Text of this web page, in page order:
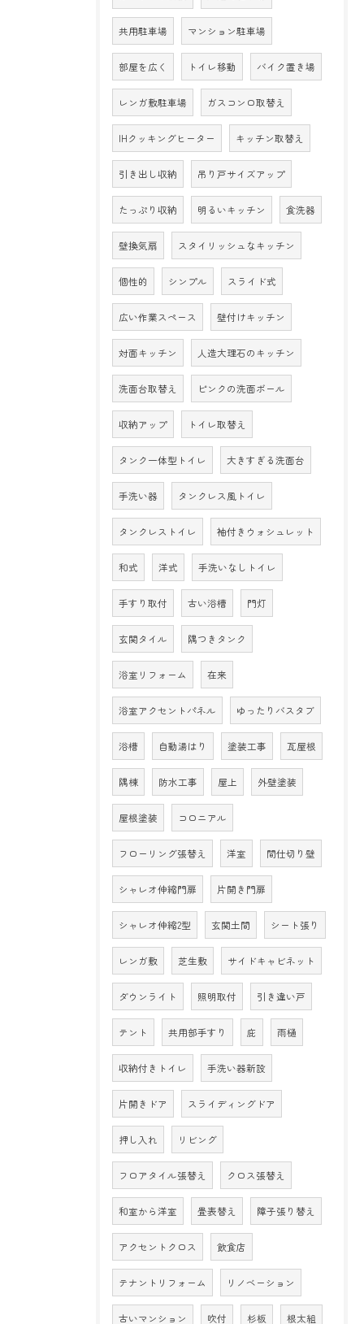
共用駐車場 マンション駐車場
部屋を広く トイレ移動 バイク置き場
レンガ敷駐車場 ガスコンロ取替え
IHクッキングヒーター キッチン取替え
引き出し収納 吊り戸サイズアップ
たっぷり収納 明るいキッチン 食洗器
壁換気扇 スタイリッシュなキッチン
個性的 シンプル スライド式
広い作業スペース 壁付けキッチン
対面キッチン 人造大理石のキッチン
洗面台取替え ピンクの洗面ボール
収納アップ トイレ取替え
タンク一体型トイレ 大きすぎる洗面台
手洗い器 タンクレス風トイレ
タンクレストイレ 袖付きウォシュレット
和式 洋式 手洗いなしトイレ
手すり取付 古い浴槽 門灯
玄関タイル 隅つきタンク
浴室リフォーム 在来
浴室アクセントパネル ゆったりバスタブ
浴槽 自動湯はり 塗装工事 瓦屋根
隅棟 防水工事 屋上 外壁塗装
屋根塗装 コロニアル
フローリング張替え 洋室 間仕切り壁
シャレオ伸縮門扉 片開き門扉
シャレオ伸縮2型 玄関土間 シート張り
レンガ敷 芝生敷 サイドキャビネット
ダウンライト 照明取付 引き違い戸
テント 共用部手すり 庇 雨樋
収納付きトイレ 手洗い器新設
片開きドア スライディングドア
押し入れ リビング
フロアタイル張替え クロス張替え
和室から洋室 畳表替え 障子張り替え
アクセントクロス 飲食店
テナントリフォーム リノベーション
古いマンション 吹付 杉板 根太組